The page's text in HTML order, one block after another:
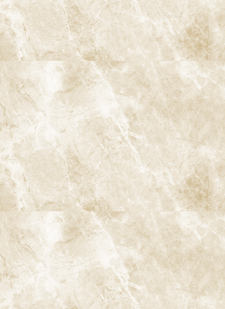
「治療」から「予防」への転換が進んでいくでしょう。AI技術や
3Dシミュレーションなど、先進の技術を活用した予防の発展も期
待されています。
14-1. 技術の進化による予防の精度向上
先進のデジタル技術やAIを用いることで、口腔内の健康状態をより
詳細に把握し、より正確な予防プランを提供できるようになるで
しょう。例えば、3Dスキャンを用いた歯のモニタリング技術によ
り、細かな変化も見逃すことなく、早期に対処することが可能に
なります。
14-2. 予防の普及と文化の定着
今後、日本でも予防の重要性がさらに広く認識されるとともに、
予防文化が定着することが期待されます。学校教育や地域社会で
の啓蒙活動を通じて、若い世代から高齢者まで予防を日常の一部
とすることが重要です。
ページのトップへ